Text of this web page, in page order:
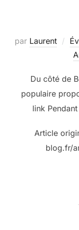
par Laurent
Du côté de
populaire
link
Article
blog.fr/